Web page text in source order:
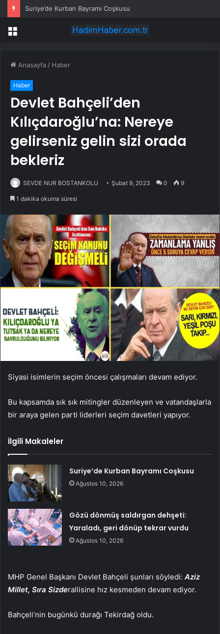
Suriye’de Kurban Bayramı Coşkusu
Menü
Anasayfa / Haber
Haber
Devlet Bahçeli’den
Kılıçdaroğlu’na: Nereye
gelirseniz gelin sizi orada
bekleriz
SEVDE NUR BOSTANKOLU Şubat 9, 2023 0 9
1 dakika okuma süresi
Siyasi isimlerin seçim öncesi çalışmaları devam ediyor.
Bu kapsamda sık sık mitingler düzenleyen ve vatandaşlarla
bir araya gelen parti liderleri seçim davetleri yapıyor.
İlgili Makaleler
Suriye’de Kurban Bayramı Coşkusu
Ağustos 10, 2026
Gözü dönmüş saldırgan dehşeti:
Yaraladı, geri dönüp tekrar vurdu
Ağustos 10, 2026
MHP Genel Başkanı Devlet Bahçeli şunları söyledi: Aziz
Millet, Sıra Sizderallisine hız kesmeden devam ediyor.
Bahçeli’nin bugünkü durağı Tekirdağ oldu.